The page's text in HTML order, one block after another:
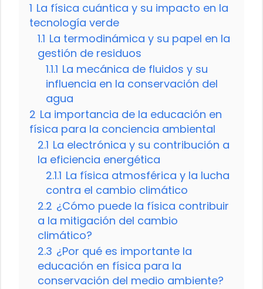
1 La física cuántica y su impacto en la
tecnología verde
1.1 La termodinámica y su papel en la
gestión de residuos
1.1.1 La mecánica de fluidos y su
influencia en la conservación del
agua
2 La importancia de la educación en
física para la conciencia ambiental
2.1 La electrónica y su contribución a
la eficiencia energética
2.1.1 La física atmosférica y la lucha
contra el cambio climático
2.2 ¿Cómo puede la física contribuir
a la mitigación del cambio
climático?
2.3 ¿Por qué es importante la
educación en física para la
conservación del medio ambiente?